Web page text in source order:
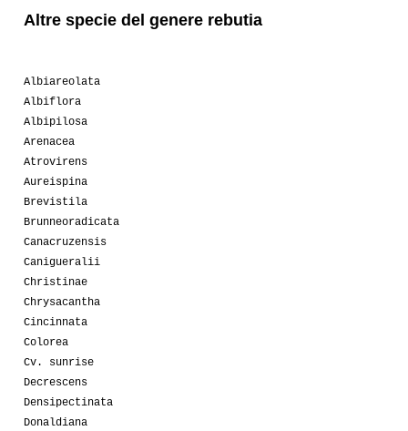
Altre specie del genere rebutia
Albiareolata
Albiflora
Albipilosa
Arenacea
Atrovirens
Aureispina
Brevistila
Brunneoradicata
Canacruzensis
Canigueralii
Christinae
Chrysacantha
Cincinnata
Colorea
Cv. sunrise
Decrescens
Densipectinata
Donaldiana